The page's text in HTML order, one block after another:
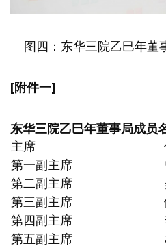
图四：东华三院乙巳年董
[附件一]
东华三院乙巳年董事局成员
主席
第一副主席
第二副主席
第三副主席
第四副主席
第五副主席